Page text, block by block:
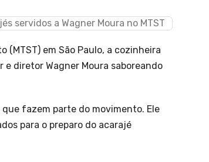
(MTST) em São Paulo, a cozinheira
diretor Wagner Moura saboreando
fazem parte do movimento. Ele
para o preparo do acarajé